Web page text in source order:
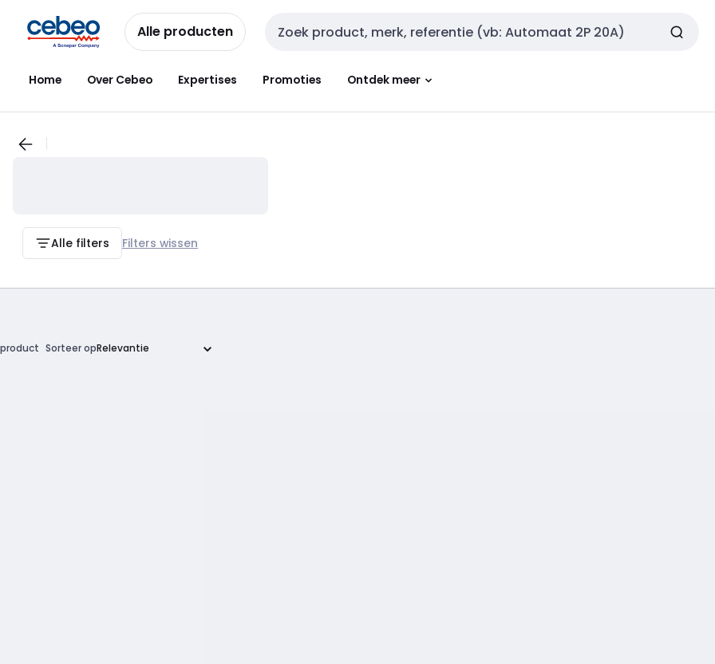
naar
navigatie
naar
inhoud
Alle producten Zoekveld invoer
Home Over Cebeo Expertises Promoties Ontdek meer
Alle filters Filters wissen
product Sorteer op